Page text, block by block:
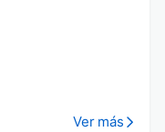
Ver más